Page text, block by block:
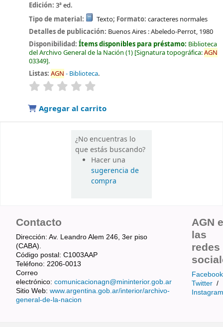
Edición:3ª ed.
Tipo de material:
Texto; Formato: caracteres normales
Detalles de publicación: Buenos Aires :Abeledo-Perrot, 1980
Disponibilidad:Ítems disponibles para préstamo: Biblioteca
del Archivo General de la Nación (1) Signatura topográfica:AGN
03349 .
Listas: AGN - Biblioteca.
valoración
Agregar al carrito
¿No encuentras lo
que estás buscando?
Hacer una
sugerencia de
compra
Contacto
Dirección: Av. Leandro Alem 246, 3er piso
(CABA).
Código postal: C1003AAP
Teléfono: 2206-0013
Correo
electrónico: comunicacionagn@mininterior.gob.ar
Sitio Web: www.argentina.gob.ar/interior/archivo-
general-de-la-nacion
AGN
las
redes
Facebook
Twitter /
Instagram